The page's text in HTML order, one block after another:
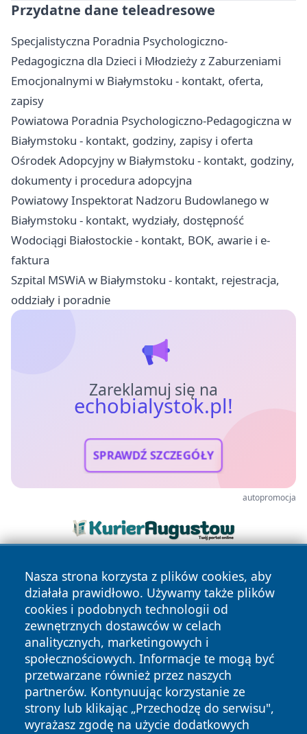
Przydatne dane teleadresowe
Specjalistyczna Poradnia Psychologiczno-
Pedagogiczna dla Dzieci i Młodzieży z Zaburzeniami
Emocjonalnymi w Białymstoku - kontakt, oferta,
zapisy
Powiatowa Poradnia Psychologiczno-Pedagogiczna w
Białymstoku - kontakt, godziny, zapisy i oferta
Ośrodek Adopcyjny w Białymstoku - kontakt, godziny,
dokumenty i procedura adopcyjna
Powiatowy Inspektorat Nadzoru Budowlanego w
Białymstoku - kontakt, wydziały, dostępność
Wodociągi Białostockie - kontakt, BOK, awarie i e-
faktura
Szpital MSWiA w Białymstoku - kontakt, rejestracja,
oddziały i poradnie
Zareklamuj się na
echobialystok.pl!
SPRAWDŹ SZCZEGÓŁY
autopromocja
Nasza strona korzysta z plików cookies, aby
działała prawidłowo. Używamy także plików
cookies i podobnych technologii od
zewnętrznych dostawców w celach
analitycznych, marketingowych i
społecznościowych. Informacje te mogą być
przetwarzane również przez naszych
partnerów. Kontynuując korzystanie ze
strony lub klikając „Przechodzę do serwisu",
wyrażasz zgodę na użycie dodatkowych
Copyright © 2026 echobialystok.pl Wszystkie prawa
zastrzeżone.
News Autorzy
Polityka
Polityka